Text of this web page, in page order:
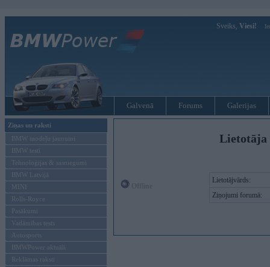
Sveiks, Viesi!
Galvenā Forums Galerijas
Ziņas un raksti
BMW modeļu jaunumi
BMW testi
Tehnoloģijas & sasniegumi
BMW Latvijā
MINI
Rolls-Royce
Pasākumi
Vadāmības tests
Autosports
BMWPower aktuāli
Reklāmas raksti
Lietotāja
Lietotājvārds:
Ziņojumi forumā: